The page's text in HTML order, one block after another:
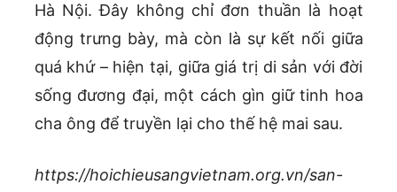
Hà Nội. Đây không chỉ đơn thuần là hoạt
động trưng bày, mà còn là sự kết nối giữa
quá khứ – hiện tại, giữa giá trị di sản với đời
sống đương đại, một cách gìn giữ tinh hoa
cha ông để truyền lại cho thế hệ mai sau.
https://hoichieusangvietnam.org.vn/san-